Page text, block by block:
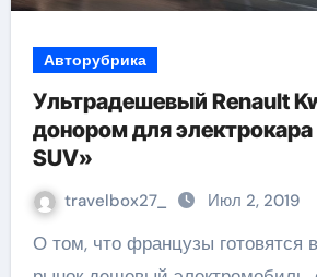
Авторубрика
Ультрадешевый Renault
донором для электрокара
SUV»
travelbox27_ Июл 2, 2019
О том, что французы готовятся вывести на